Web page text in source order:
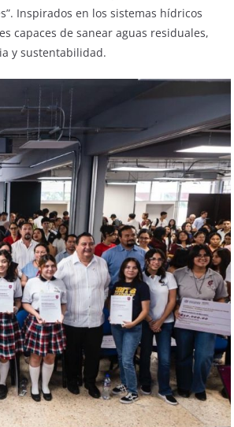
Inspirados en los sistemas hídricos
capaces de sanear aguas residuales,
y sustentabilidad.